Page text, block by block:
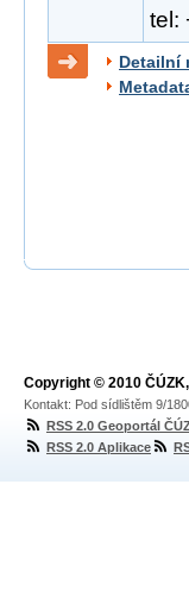
tel:
Detailní
Copyright © 2010
Kontakt: Pod sídlištěm 9/
RSS 2.0 Geoportál
RSS 2.0 Aplikace